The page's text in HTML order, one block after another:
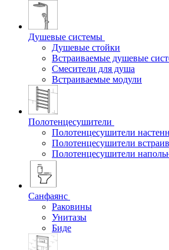
Душевые системы
Душевые стойки
Встраиваемые душевые
Смесители для душа
Встраиваемые модули
Полотенцесушители
Полотенцесушители
Полотенцесушители
Полотенцесушители
Санфаянс
Раковины
Унитазы
Биде